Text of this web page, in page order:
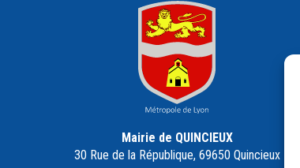
Mairie de QUINCIEUX
30 Rue de la République, 69650 Quincieux